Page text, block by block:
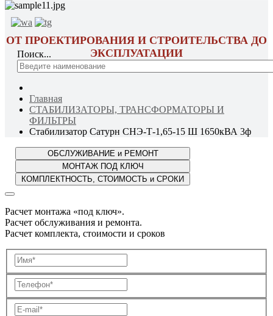
ОТ ПРОЕКТИРОВАНИЯ И СТРОИТЕЛЬСТВА ДО
ЭКСПЛУАТАЦИИ
Поиск...
Главная
СТАБИЛИЗАТОРЫ, ТРАНСФОРМАТОРЫ И
ФИЛЬТРЫ
Стабилизатор Сатурн СНЭ-Т-1,65-15 Ш 1650кВА 3ф
Расчет монтажа «под ключ».
Расчет обслуживания и ремонта.
Расчет комплекта, стоимости и сроков